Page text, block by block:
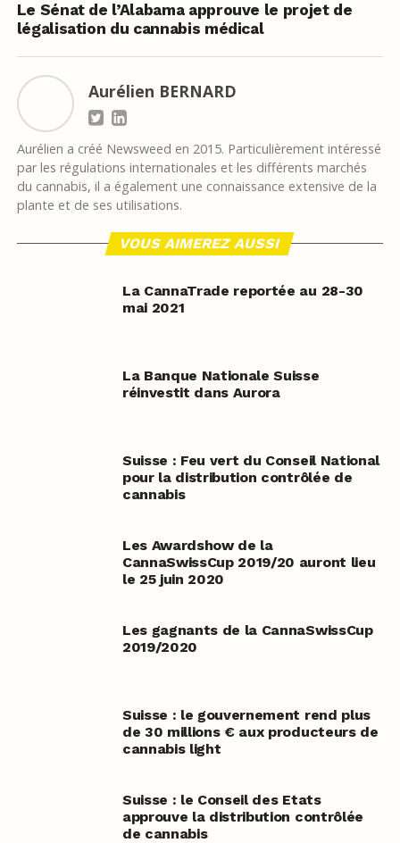
Le Sénat de l’Alabama approuve le projet de
légalisation du cannabis médical
Aurélien BERNARD
Aurélien a créé Newsweed en 2015. Particulièrement intéressé
par les régulations internationales et les différents marchés
du cannabis, il a également une connaissance extensive de la
plante et de ses utilisations.
VOUS AIMEREZ AUSSI
La CannaTrade reportée au 28-30
mai 2021
La Banque Nationale Suisse
réinvestit dans Aurora
Suisse : Feu vert du Conseil National
pour la distribution contrôlée de
cannabis
Les Awardshow de la
CannaSwissCup 2019/20 auront lieu
le 25 juin 2020
Les gagnants de la CannaSwissCup
2019/2020
Suisse : le gouvernement rend plus
de 30 millions € aux producteurs de
cannabis light
Suisse : le Conseil des Etats
approuve la distribution contrôlée
de cannabis